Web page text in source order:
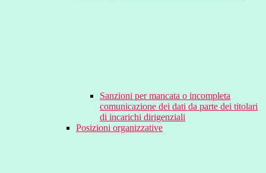
Sanzioni per mancata o incompleta
comunicazione dei dati da parte dei titolari
di incarichi dirigenziali
Posizioni organizzative